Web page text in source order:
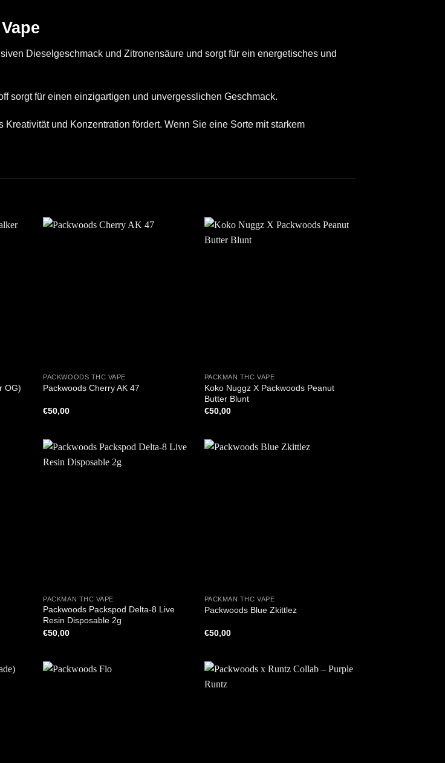
Dieselgeschmack und Zitronensäure und sorgt für ein energetisches und
sorgt für einen einzigartigen und unvergesslichen Geschmack.
und Konzentration fördert. Wenn Sie eine Sorte mit starkem
OG)
PACKWOODS THC VAPE
Packwoods Cherry AK 47
€50,00
PACKMAN THC VAPE
Koko Nuggz X Packwoods Peanut
Butter Blunt
€50,00
PACKMAN THC VAPE
Packwoods Packspod Delta-8 Live
Resin Disposable 2g
€50,00
PACKMAN THC VAPE
Packwoods Blue Zkittlez
€50,00